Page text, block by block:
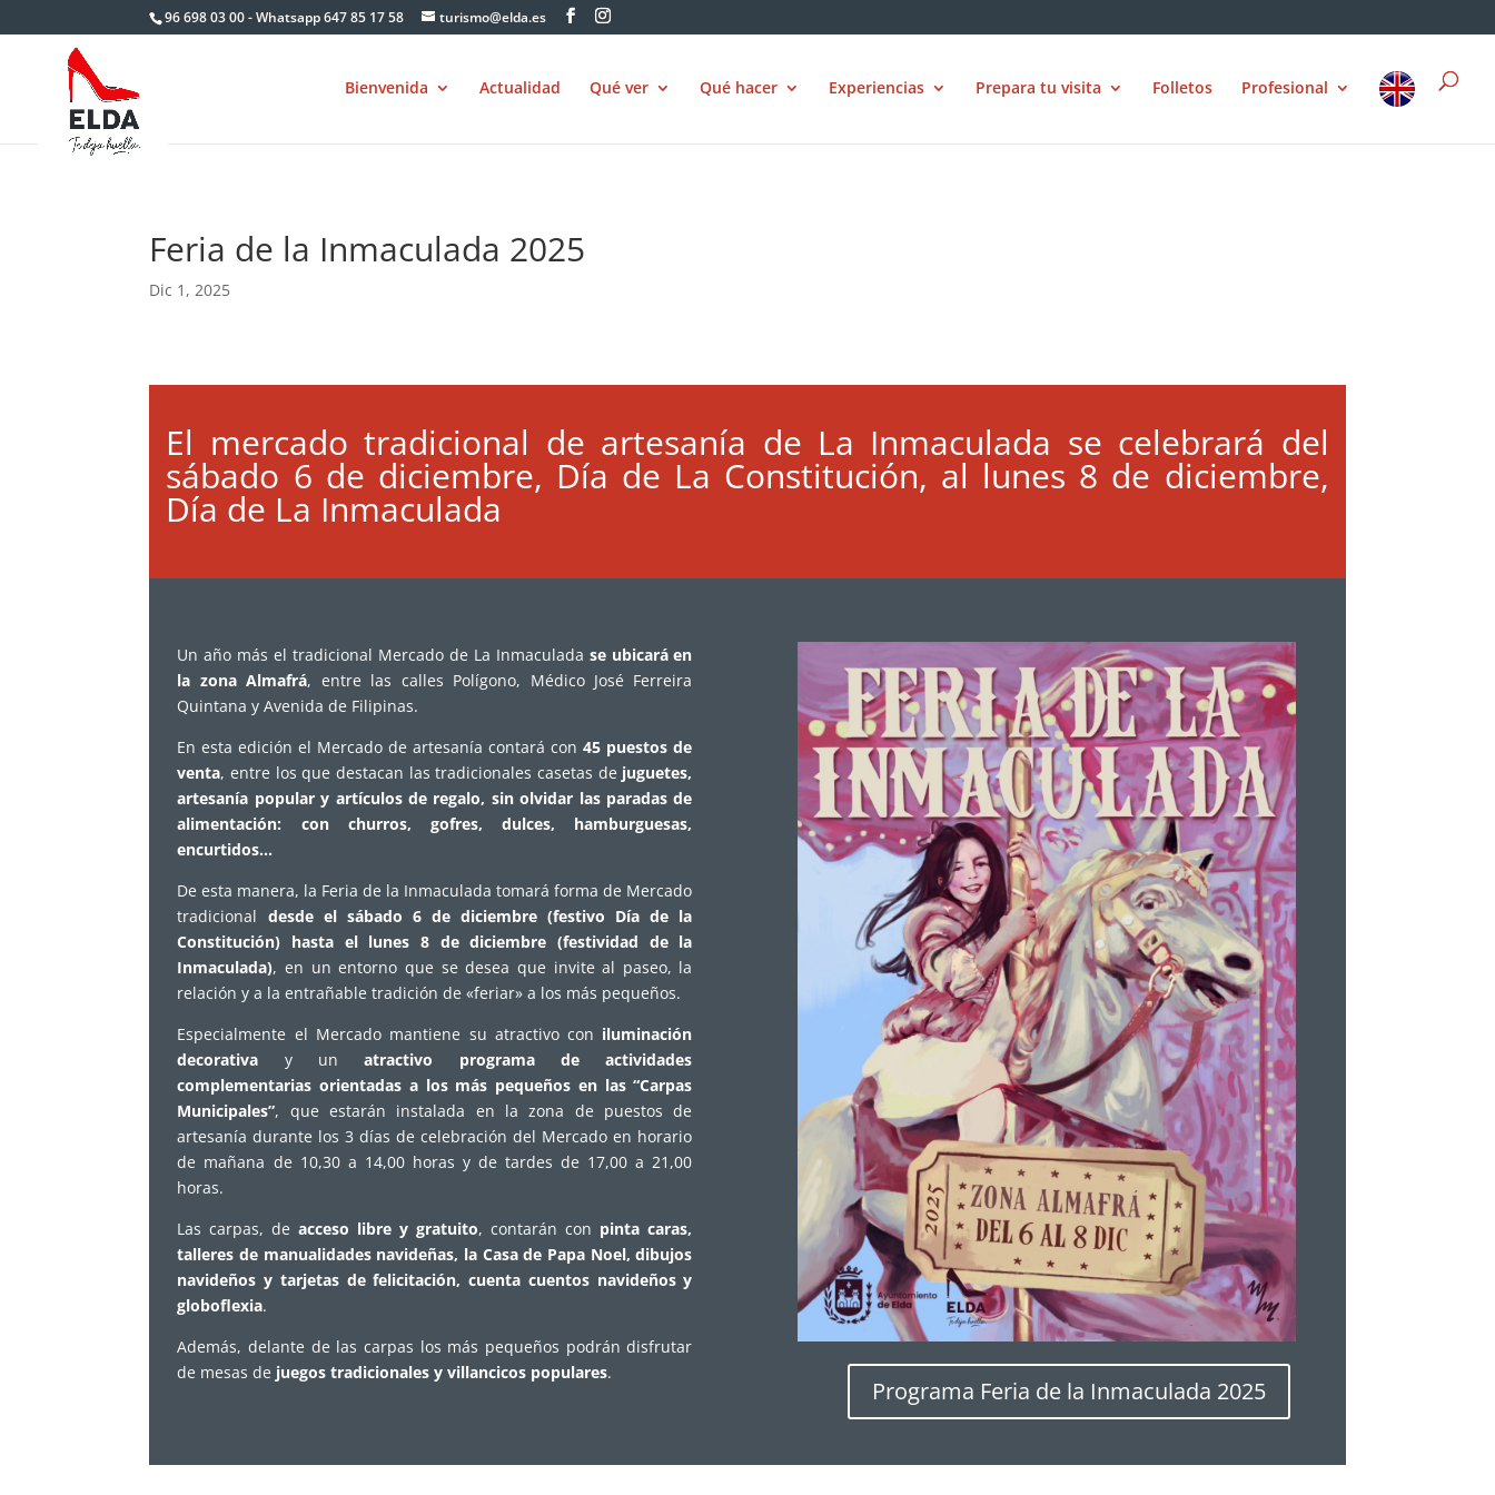
96 698 03 00 - Whatsapp 647 85 17 58 turismo@elda.es
Bienvenida Actualidad Qué ver Qué hacer Experiencias Prepara tu visita Folletos Profesional
Feria de la Inmaculada 2025
Dic 1, 2025
El mercado tradicional de artesanía de La Inmaculada se celebrará del
sábado 6 de diciembre, Día de La Constitución, al lunes 8 de diciembre,
Día de La Inmaculada
Un año más eltradicional Mercado de La Inmaculada se ubicará en
la zona Almafrá, entre las calles Polígono, Médico José Ferreira
Quintana y Avenida de Filipinas.
En esta edición el Mercado de artesanía contará con45 puestos de
venta, entre los que destacan las tradicionales casetas de juguetes,
artesanía popular y artículos de regalo, sin olvidar las paradas de
alimentación: con churros, gofres,dulces, hamburguesas,
encurtidos…
De esta manera, la Feria de la Inmaculada tomará forma de Mercado
tradicional desde el sábado 6 de diciembre (festivo Día de la
Constitución) hasta el lunes 8 de diciembre (festividad de la
Inmaculada), en un entorno que se desea que invite al paseo, la
relación y a la entrañable tradición de «feriar» a los más pequeños.
Especialmente el Mercado mantiene su atractivo con iluminación
decorativa y unatractivo programa de actividades
complementarias orientadas a los más pequeños en las “Carpas
Municipales”, que estarán instalada en la zona de puestos de
artesanía durante los 3 días de celebración del Mercado en horario
de mañana de 10,30 a 14,00 horas y de tardes de 17,00 a 21,00
horas.
Las carpas, deacceso libre y gratuito, contarán con pinta caras,
talleres de manualidades navideñas, la Casa de Papa Noel, dibujos
navideños y tarjetas de felicitación, cuenta cuentos navideños y
globoflexia.
Además, delante de las carpas los más pequeños podrán disfrutar
de mesas de juegos tradicionales y villancicos populares.
Programa Feria de la Inmaculada 2025